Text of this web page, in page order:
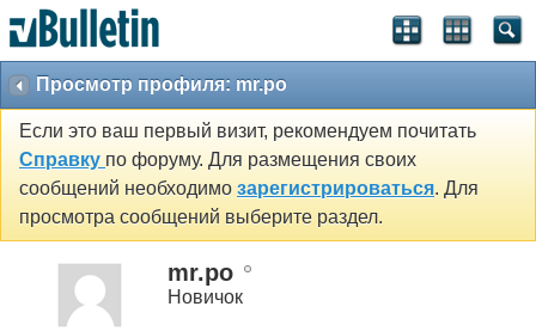
Просмотр профиля: mr.po
Если это ваш первый визит, рекомендуем почитать
Справку по форуму. Для размещения своих
сообщений необходимо зарегистрироваться. Для
просмотра сообщений выберите раздел.
mr.po
Новичок